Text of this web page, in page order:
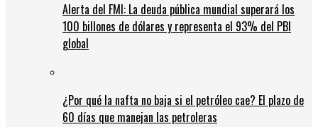
Alerta del FMI: La deuda pública mundial superará los
100 billones de dólares y representa el 93% del PBI
global
¿Por qué la nafta no baja si el petróleo cae? El plazo de
60 días que manejan las petroleras